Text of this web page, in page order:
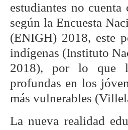
estudiantes no
según la Encuesta
(ENIGH) 2018, este
indígenas (Instituto
2018), por lo que
profundas en los
más vulnerables
La nueva realidad